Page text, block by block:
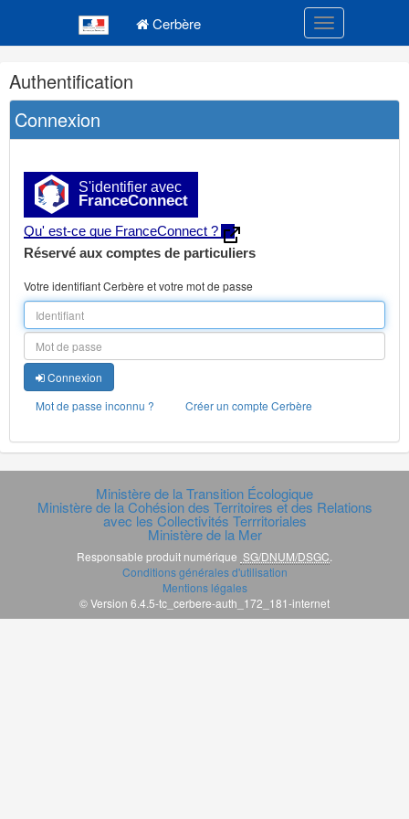
Cerbère Toggle
Navigation
et
outils
annexes
Authentification
Connexion
S'identifier avec
FranceConnect
Qu' est-ce que FranceConnect ?
Réservé aux comptes de particuliers
Votre identifiant Cerbère et votre mot de passe
Connexion
Mot de passe inconnu ?
Créer un compte Cerbère
Ministère de la Transition Écologique
Ministère de la Cohésion des Territoires et des Relations
avec les Collectivités Terrritoriales
Ministère de la Mer
Responsable produit numérique SG/DNUM/DSGC.
Conditions générales d'utilisation
Mentions légales
© Version 6.4.5-tc_cerbere-auth_172_181-internet